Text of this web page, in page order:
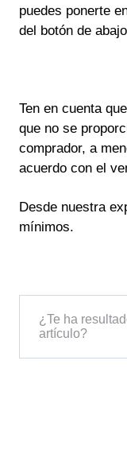
puedes ponerte
del botón de
Ten en cuenta
que no se
comprador, a
acuerdo con el
Desde nuestra
mínimos.
¿Te ha
artículo?